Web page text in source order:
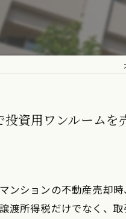
投資用ワンルーム
ンションの不動産売却
渡所得税だけでなく、